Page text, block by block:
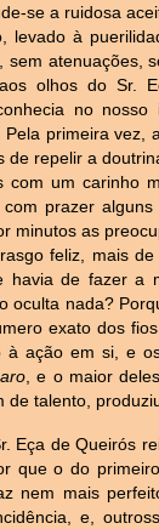
se a ruidosa
levado à
sem atenuações,
olhos do Sr.
no
Pela primeira
de repelir a
com um carinho
prazer
minutos as
feliz, mais
havia de fazer a
oculta nada?
exato dos
à ação em si, e
, e o maior
de talento,
Eça de Queirós
que o do
nem mais
e,